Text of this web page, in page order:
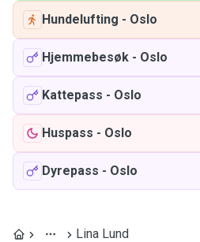
Hundelufting - Oslo
Hjemmebesøk - Oslo
Kattepass - Oslo
Huspass - Oslo
Dyrepass - Oslo
Lina Lund